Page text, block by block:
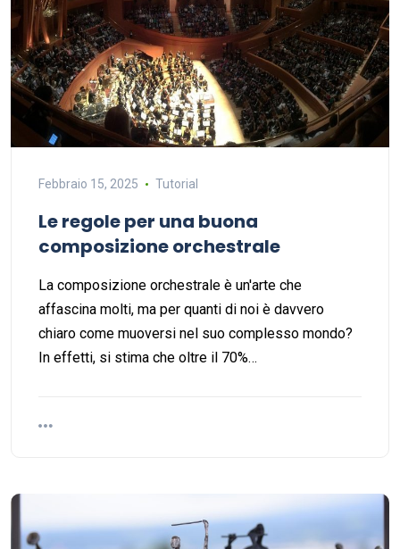
Febbraio 15, 2025 Tutorial
Le regole per una buona
composizione orchestrale
La composizione orchestrale è un'arte che
affascina molti, ma per quanti di noi è davvero
chiaro come muoversi nel suo complesso mondo?
In effetti, si stima che oltre il 70%…